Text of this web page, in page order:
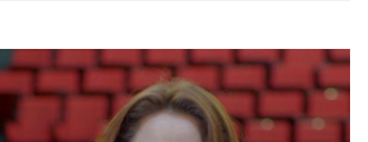
тоогоор төгссөн бол өнөө...
2026/08/07